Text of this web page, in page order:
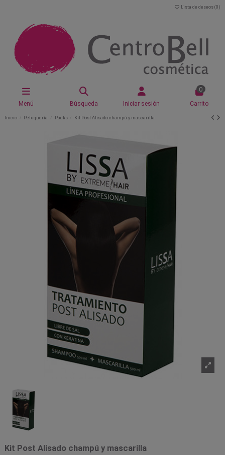
Lista de deseos (0 )
Menú Búsqueda Iniciar sesión
0
Carrito
Inicio Peluquería Packs Kit Post Alisado champú y mascarilla
Kit Post Alisado champú y mascarilla